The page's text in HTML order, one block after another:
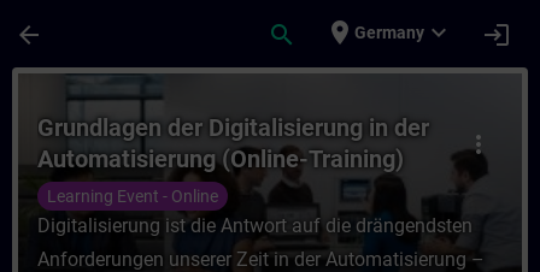
arrow_back search place Germany expand_more login
Kurs - Grundlagen der Digitalisierung in
more_vert
Grundlagen der Digitalisierung in der
Automatisierung (Online-Training)
Learning Event - Online
Digitalisierung ist die Antwort auf die drängendsten
Anforderungen unserer Zeit in der Automatisierung –